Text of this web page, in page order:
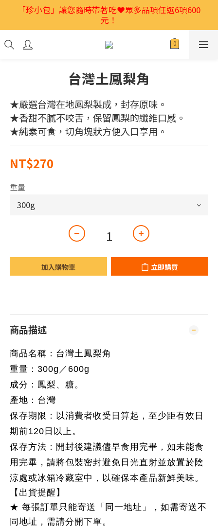
2026馬年禮盒首選🎁獨家低溫烘焙堅果💕特別又好吃
👍
「珍小包」讓您隨時帶著吃❤️眾多品項任選6項600
元！
2026馬年禮盒首選🎁獨家低溫烘焙堅果💕特別又好吃
👍
台灣土鳳梨角
★嚴選台灣在地鳳梨製成，封存原味。
★香甜不膩不咬舌，保留鳳梨的纖維口感。
★純素可食，切角塊狀方便入口享用。
NT$270
重量
加入購物車 立即購買
商品描述
商品名稱：台灣土鳳梨角
重量：300g／600g
成分：鳳梨、糖。
產地：台灣
保存期限：以消費者收受日算起，至少距有效日
期前120日以上。
保存方法：開封後建議儘早食用完畢，如未能食
用完畢，請將包裝密封避免日光直射並放置於陰
涼處或冰箱冷藏室中，以確保本產品新鮮美味。
【出貨提醒】
★ 每張訂單只能寄送「同一地址」，如需寄送不
同地址，需請分開下單。